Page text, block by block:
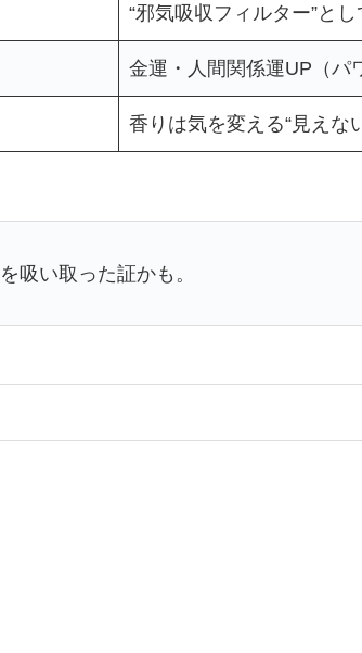
“邪気吸収フィルター”と
金運・人間関係運UP（パ
香りは気を変える“見えな
吸い取った証かも。